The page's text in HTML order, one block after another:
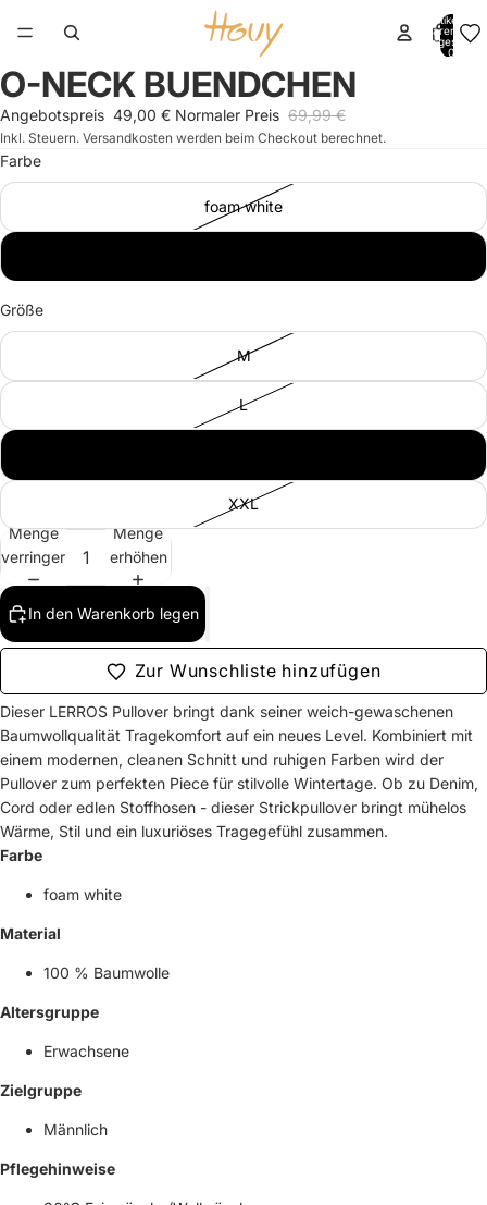
Artikel im
Warenkorb
insgesamt:
0
Bild
im
Vollbildmodus
öffnen
Bild
im
Vollbildmodus
öffnen
Bild
im
Vollbildmodus
öffnen
Bild
im
Vollbildmodus
öffnen
O-NECK BUENDCHEN
Angebotspreis 49,00 € Normaler Preis 69,99 €
Inkl. Steuern. Versandkosten werden beim Checkout berechnet.
Farbe
foam white
Größe
M
L
XXL
Menge
verringern
Menge
erhöhen
In den Warenkorb legen
Zur Wunschliste hinzufügen
Dieser LERROS Pullover bringt dank seiner weich-gewaschenen
Baumwollqualität Tragekomfort auf ein neues Level. Kombiniert mit
einem modernen, cleanen Schnitt und ruhigen Farben wird der
Pullover zum perfekten Piece für stilvolle Wintertage. Ob zu Denim,
Cord oder edlen Stoffhosen - dieser Strickpullover bringt mühelos
Wärme, Stil und ein luxuriöses Tragegefühl zusammen.
Farbe
foam white
Material
100 % Baumwolle
Altersgruppe
Erwachsene
Zielgruppe
Männlich
Pflegehinweise